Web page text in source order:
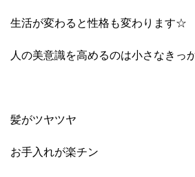
生活が変わると性格も変わります☆
人の美意識を高めるのは小さなきっ
髪がツヤツヤ
お手入れが楽チン